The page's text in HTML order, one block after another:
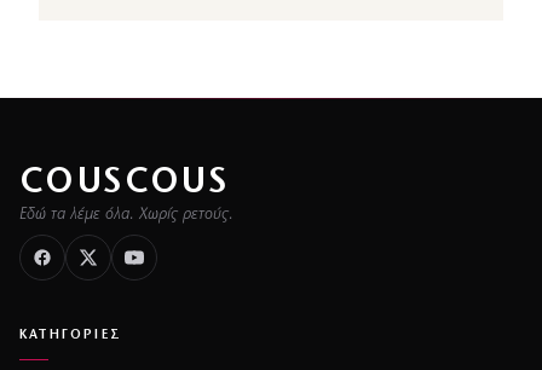
COUSCOUS
Εδώ τα λέμε όλα. Χωρίς ρετούς.
ΚΑΤΗΓΟΡΙΕΣ